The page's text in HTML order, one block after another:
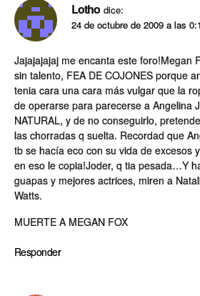
Lotho dice:
24 de octubre de 2009 a las
Jajajajajaj me encanta este foro!Megan
sin talento, FEA DE COJONES porque
tenia cara una cara más vulgar que la
de operarse para parecerse a Angelina
NATURAL, y de no conseguirlo,
las chorradas q suelta. Recordad que
tb se hací­a eco con su vida de excesos
en eso le copia!Joder, q tia pesada…Y
guapas y mejores actrices, miren a
Watts.
MUERTE A MEGAN FOX
Responder